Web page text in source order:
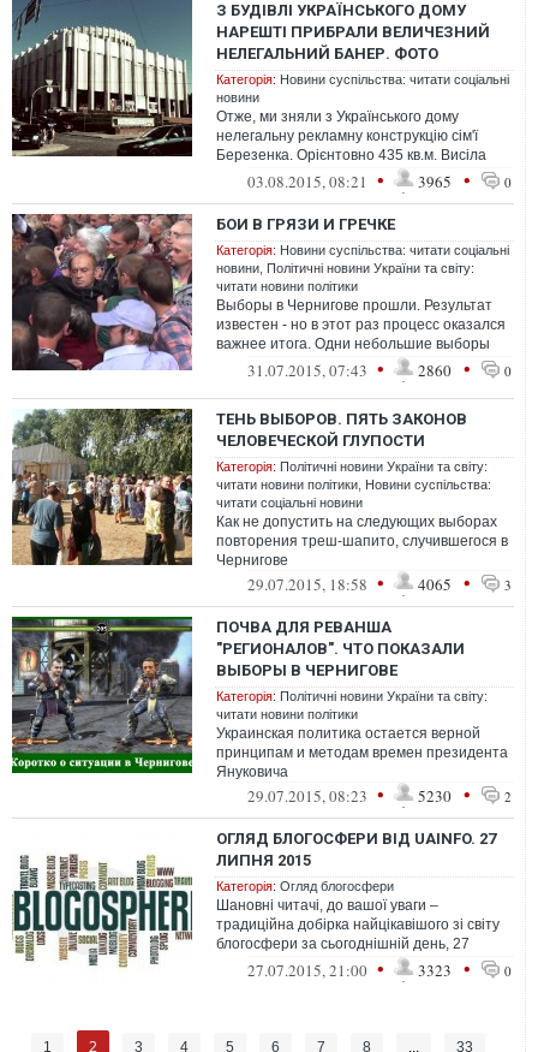
З БУДІВЛІ УКРАЇНСЬКОГО ДОМУ
НАРЕШТІ ПРИБРАЛИ ВЕЛИЧЕЗНИЙ
НЕЛЕГАЛЬНИЙ БАНЕР. ФОТО
Категорія: Новини суспільства: читати соціальні
новини
Отже, ми зняли з Українського дому
нелегальну рекламну конструкцію сім'ї
Березенка. Орієнтовно 435 кв.м. Висіла
вона там незаконно кілька років. Під н...
03.08.2015, 08:21 • 3965 • 0
БОИ В ГРЯЗИ И ГРЕЧКЕ
Категорія: Новини суспільства: читати соціальні
новини Політичні новини України та світу:
читати новини політики
Выборы в Чернигове прошли. Результат
известен - но в этот раз процесс оказался
важнее итога. Одни небольшие выборы
поставили диагноз всей избирательно...
31.07.2015, 07:43 • 2860 • 0
ТЕНЬ ВЫБОРОВ. ПЯТЬ ЗАКОНОВ
ЧЕЛОВЕЧЕСКОЙ ГЛУПОСТИ
Категорія: Політичні новини України та світу:
читати новини політики Новини суспільства:
читати соціальні новини
Как не допустить на следующих выборах
повторения треш-шапито, случившегося в
Чернигове
29.07.2015, 18:58 • 4065 • 3
ПОЧВА ДЛЯ РЕВАНША
"РЕГИОНАЛОВ". ЧТО ПОКАЗАЛИ
ВЫБОРЫ В ЧЕРНИГОВЕ
Категорія: Політичні новини України та світу:
читати новини політики
Украинская политика остается верной
принципам и методам времен президента
Януковича
29.07.2015, 08:23 • 5230 • 2
ОГЛЯД БЛОГОСФЕРИ ВІД UAINFO. 27
ЛИПНЯ 2015
Категорія: Огляд блогосфери
Шановні читачі, до вашої уваги –
традиційна добірка найцікавішого зі світу
блогосфери за сьогоднішній день, 27
липня27.07.2015, 21:00 • 3323 • 0
1 2 3 4 5 6 7 8 ... 33